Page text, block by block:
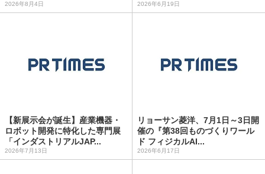
2026年8月4日 2026年6月19日
【新展示会が誕生】産業機器・
ロボット開発に特化した専門展
「インダストリアルJAP...
2026年7月13日
リョーサン菱洋、7月1日～3日開
催の『第38回ものづくりワール
ド フィジカルAI...
2026年6月17日